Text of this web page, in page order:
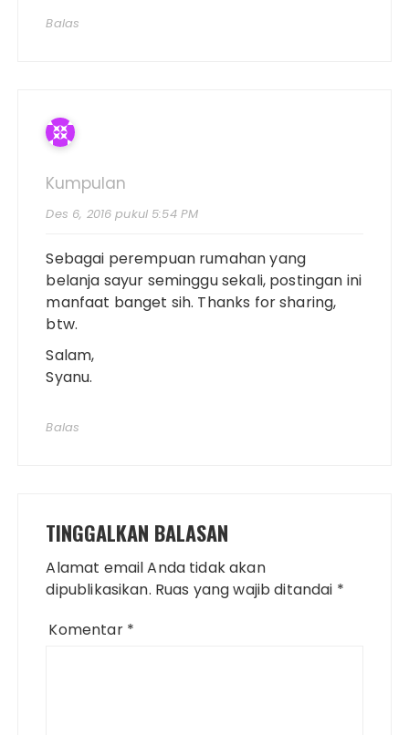
Balas
Kumpulan
Des 6, 2016 pukul 5:54 PM
Sebagai perempuan rumahan yang
belanja sayur seminggu sekali, postingan ini
manfaat banget sih. Thanks for sharing,
btw.
Salam,
Syanu.
Balas
TINGGALKAN BALASAN
Alamat email Anda tidak akan
dipublikasikan. Ruas yang wajib ditandai *
Komentar *